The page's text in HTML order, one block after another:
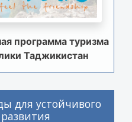
программа туризма
Таджикистан
для устойчивого
развития